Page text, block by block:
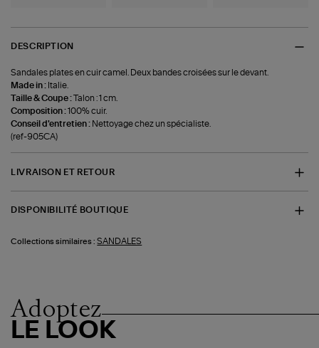
DESCRIPTION
Sandales plates en cuir camel. Deux bandes croisées sur le devant.
Made in : Italie.
Taille & Coupe :
Talon : 1 cm.
Composition :100% cuir.
Conseil d'entretien : Nettoyage chez un spécialiste.
(ref-905CA)
LIVRAISON ET RETOUR
DISPONIBILITÉ BOUTIQUE
Collections similaires : SANDALES
Adoptez
LE LOOK